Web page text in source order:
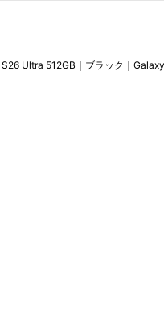
Ultra 512GB｜ブラック｜